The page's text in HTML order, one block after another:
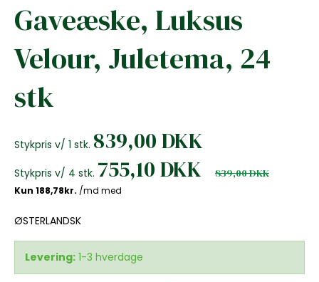
Gaveæske, Luksus
Velour, Juletema, 24
stk
Stykpris v/ 1 stk. 839,00 DKK
Stykpris v/ 4 stk. 755,10 DKK 839,00 DKK
ØSTERLANDSK
Levering: 1-3 hverdage